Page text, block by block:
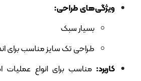
ویژگی‌های طراحی:
بسیار سبک
طراحی تک سایز مناسب برای
کاربرد: مناسب برای انواع